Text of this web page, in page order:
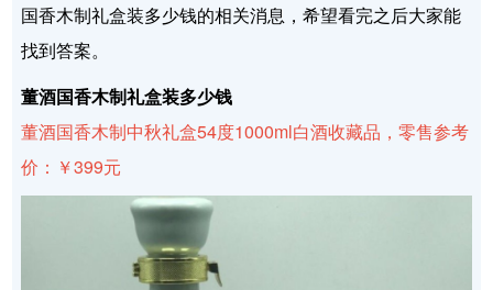
国香木制礼盒装多少钱的相关消息，希望看完之后大家能
找到答案。
董酒国香木制礼盒装多少钱
董酒国香木制中秋礼盒54度1000ml白酒收藏品，零售参考
价：￥399元